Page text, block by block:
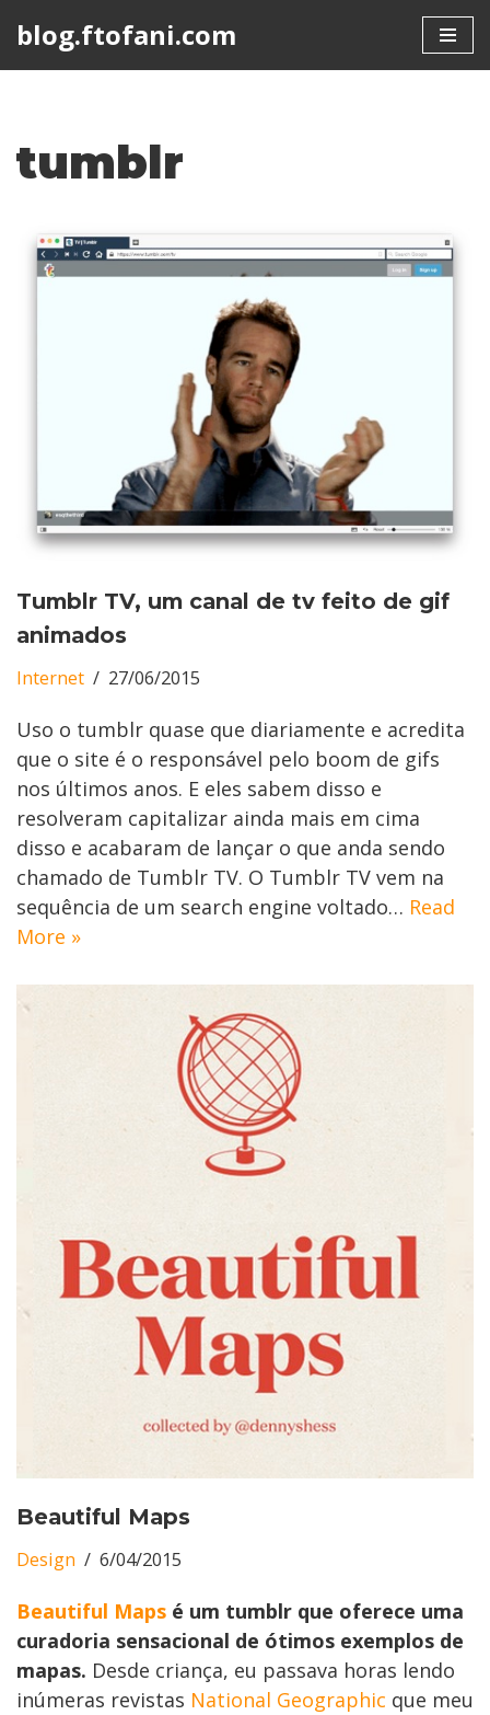
blog.ftofani.com
tumblr
Tumblr TV, um canal de tv feito de gif
animados
Internet 27/06/2015
Uso o tumblr quase que diariamente e acredita
que o site é o responsável pelo boom de gifs
nos últimos anos. E eles sabem disso e
resolveram capitalizar ainda mais em cima
disso e acabaram de lançar o que anda sendo
chamado de Tumblr TV. O Tumblr TV vem na
sequência de um search engine voltado… Read
More »
Beautiful Maps
Design 6/04/2015
Beautiful Maps é um tumblr que oferece uma
curadoria sensacional de ótimos exemplos de
mapas. Desde criança, eu passava horas lendo
inúmeras revistas National Geographic que meu